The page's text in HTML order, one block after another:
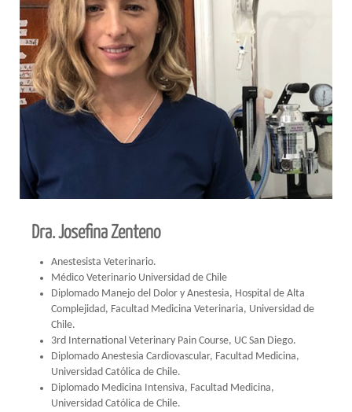
Dra. Josefina Zenteno
Anestesista Veterinario.
Médico Veterinario Universidad de Chile
Diplomado Manejo del Dolor y Anestesia, Hospital de Alta
Complejidad, Facultad Medicina Veterinaria, Universidad de
Chile.
3rd International Veterinary Pain Course, UC San Diego.
Diplomado Anestesia Cardiovascular, Facultad Medicina,
Universidad Católica de Chile.
Diplomado Medicina Intensiva, Facultad Medicina,
Universidad Católica de Chile.